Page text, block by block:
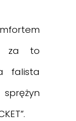
za to
falista